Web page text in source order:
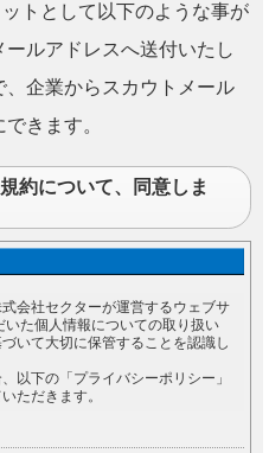
トとして以下のような事が
ルアドレスへ送付いたし
企業からスカウトメール
きます。
約について、同意しま
会社セクターが運営するウェブサ
た個人情報についての取り扱い
いて大切に保管することを認識し
以下の「プライバシーポリシー」
ただきます。